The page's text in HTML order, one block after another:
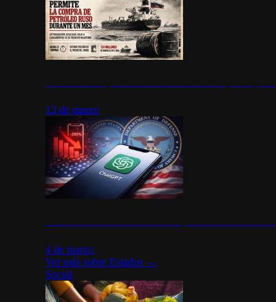
13 de marzo
4 de marzo
Ver más sobreEstados →
Social